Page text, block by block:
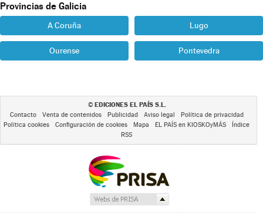
Provincias de Galicia
A Coruña Lugo
Ourense Pontevedra
© EDICIONES EL PAÍS S.L.
Contacto Venta de contenidos Publicidad Aviso legal
Política de privacidad
Política cookies
Configuración de cookies Mapa EL PAÍS en KIOSKOyMÁS
Índice
RSS